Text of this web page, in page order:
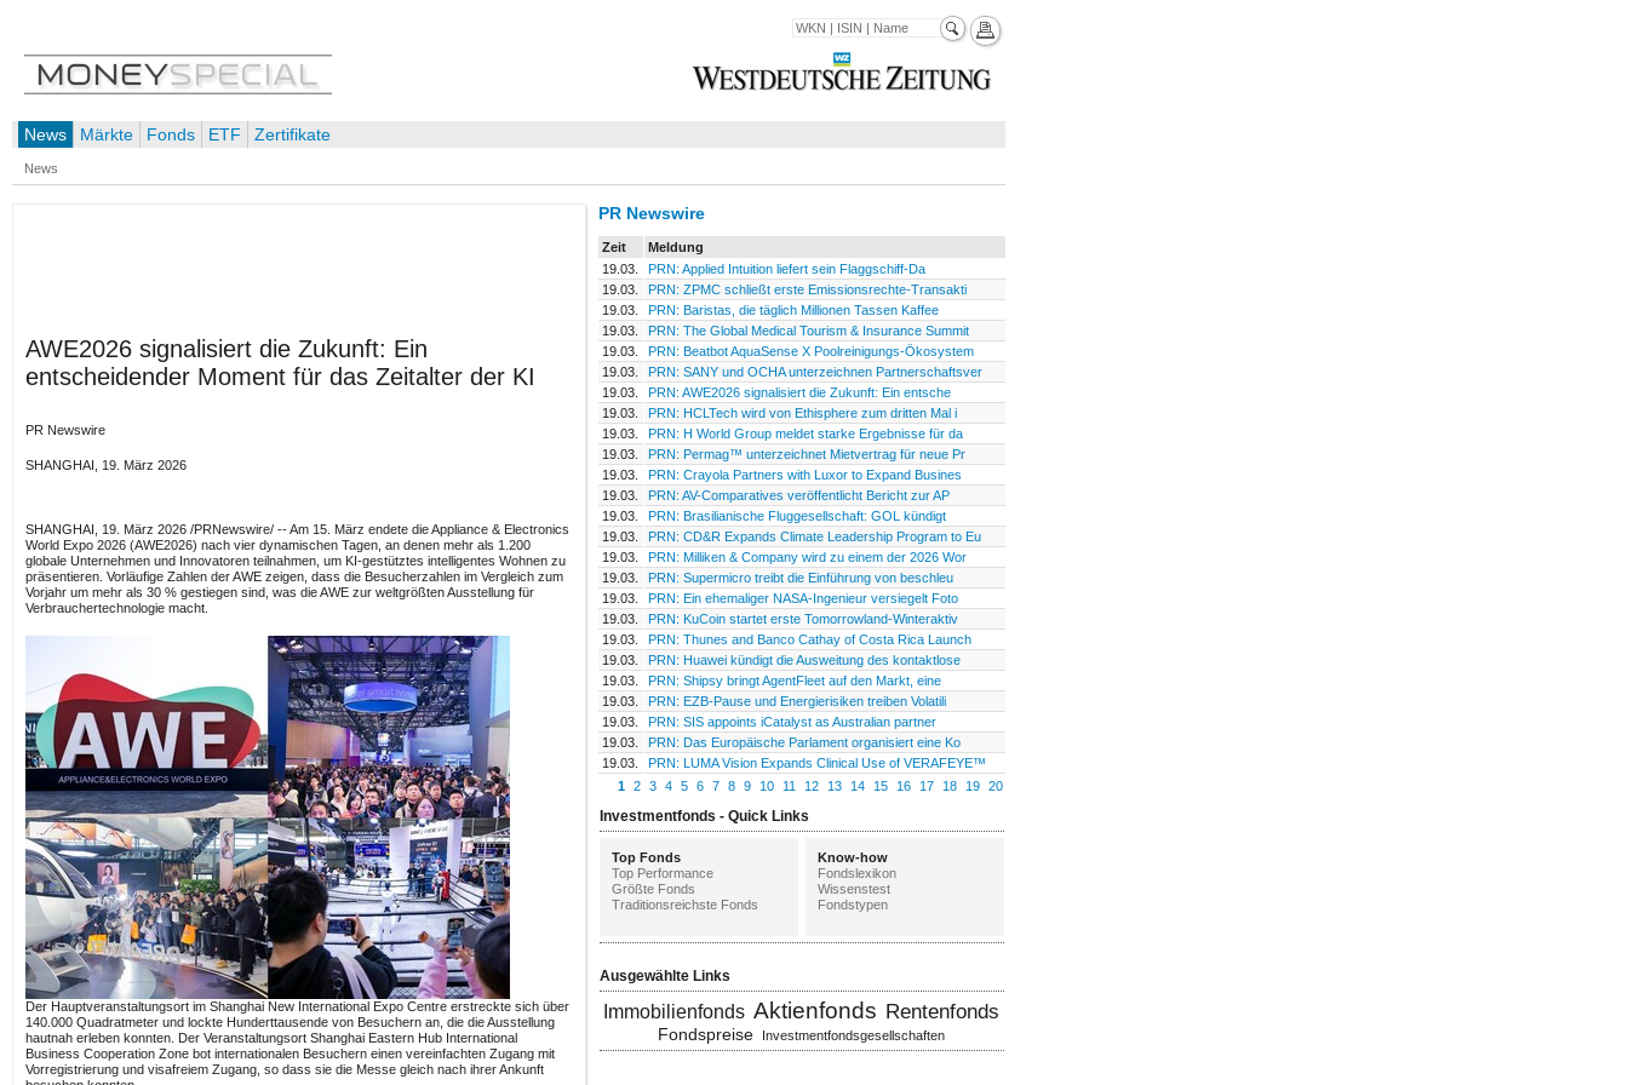
News Märkte Fonds ETF Zertifikate
News
AWE2026 signalisiert die Zukunft: Ein
entscheidender Moment für das Zeitalter der KI
PR Newswire
SHANGHAI, 19. März 2026
SHANGHAI 19. März 2026 /PRNewswire/ -- Am 15. März endete die Appliance & Electronics
World Expo 2026 (AWE2026) nach vier dynamischen Tagen, an denen mehr als 1.200
globale Unternehmen und Innovatoren teilnahmen, um KI-gestütztes intelligentes Wohnen zu
präsentieren. Vorläufige Zahlen der AWE zeigen, dass die Besucherzahlen im Vergleich zum
Vorjahr um mehr als 30 % gestiegen sind, was die AWE zur weltgrößten Ausstellung für
Verbrauchertechnologie macht.
Der Hauptveranstaltungsort im Shanghai New International Expo Centre erstreckte sich über
140.000 Quadratmeter und lockte Hunderttausende von Besuchern an, die die Ausstellung
hautnah erleben konnten. Der Veranstaltungsort Shanghai Eastern Hub International
Business Cooperation Zone bot internationalen Besuchern einen vereinfachten Zugang mit
Vorregistrierung und visafreiem Zugang, so dass sie die Messe gleich nach ihrer Ankunft
PR Newswire
Zeit
Meldung
19.03.
PRN: Applied Intuition liefert sein Flaggschiff-Da
19.03.
PRN: ZPMC schließt erste Emissionsrechte-Transakti
19.03.
PRN: Baristas, die täglich Millionen Tassen Kaffee
19.03.
PRN: The Global Medical Tourism & Insurance Summit
19.03.
PRN: Beatbot AquaSense X Poolreinigungs-Ökosystem
19.03.
PRN: SANY und OCHA unterzeichnen Partnerschaftsver
19.03.
PRN: AWE2026 signalisiert die Zukunft: Ein entsche
19.03.
PRN: HCLTech wird von Ethisphere zum dritten Mal i
19.03.
PRN: H World Group meldet starke Ergebnisse für da
19.03.
PRN: Permag™ unterzeichnet Mietvertrag für neue Pr
19.03.
PRN: Crayola Partners with Luxor to Expand Busines
19.03.
PRN: AV-Comparatives veröffentlicht Bericht zur AP
19.03.
PRN: Brasilianische Fluggesellschaft: GOL kündigt
19.03.
PRN: CD&R Expands Climate Leadership Program to Eu
19.03.
PRN: Milliken & Company wird zu einem der 2026 Wor
19.03.
PRN: Supermicro treibt die Einführung von beschleu
19.03.
PRN: Ein ehemaliger NASA-Ingenieur versiegelt Foto
19.03.
PRN: KuCoin startet erste Tomorrowland-Winteraktiv
19.03.
PRN: Thunes and Banco Cathay of Costa Rica Launch
19.03.
PRN: Huawei kündigt die Ausweitung des kontaktlose
19.03.
PRN: Shipsy bringt AgentFleet auf den Markt, eine
19.03.
PRN: EZB-Pause und Energierisiken treiben Volatili
19.03.
PRN: SIS appoints iCatalyst as Australian partner
19.03.
PRN: Das Europäische Parlament organisiert eine Ko
19.03.
PRN: LUMA Vision Expands Clinical Use of VERAFEYE™
1 2 3 4 5 6 7 8 9 10 11 12 13 14 15 16 17 18 19 20
Investmentfonds - Quick Links
Top Fonds
Top Performance
Größte Fonds
Traditionsreichste Fonds
Know-how
Fondslexikon
Wissenstest
Fondstypen
Ausgewählte Links
Immobilienfonds Aktienfonds Rentenfonds
Fondspreise Investmentfondsgesellschaften